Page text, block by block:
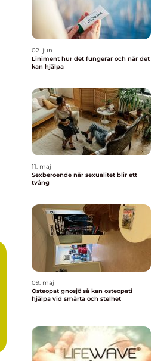
02. jun
Liniment hur det fungerar och när det
kan hjälpa
11. maj
Sexberoende när sexualitet blir ett
tvång
09. maj
Osteopat gnosjö så kan osteopati
hjälpa vid smärta och stelhet